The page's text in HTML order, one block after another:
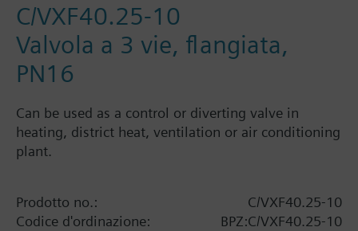
C/VXF40.25-10
Valvola a 3 vie, flangiata,
PN16
Can be used as a control or diverting valve in
heating, district heat, ventilation or air conditioning
plant.
Prodotto no.:
C/VXF40.25-10
Codice d'ordinazione:
BPZ:C/VXF40.25-10